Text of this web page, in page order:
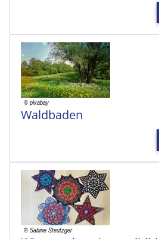
Waldbaden